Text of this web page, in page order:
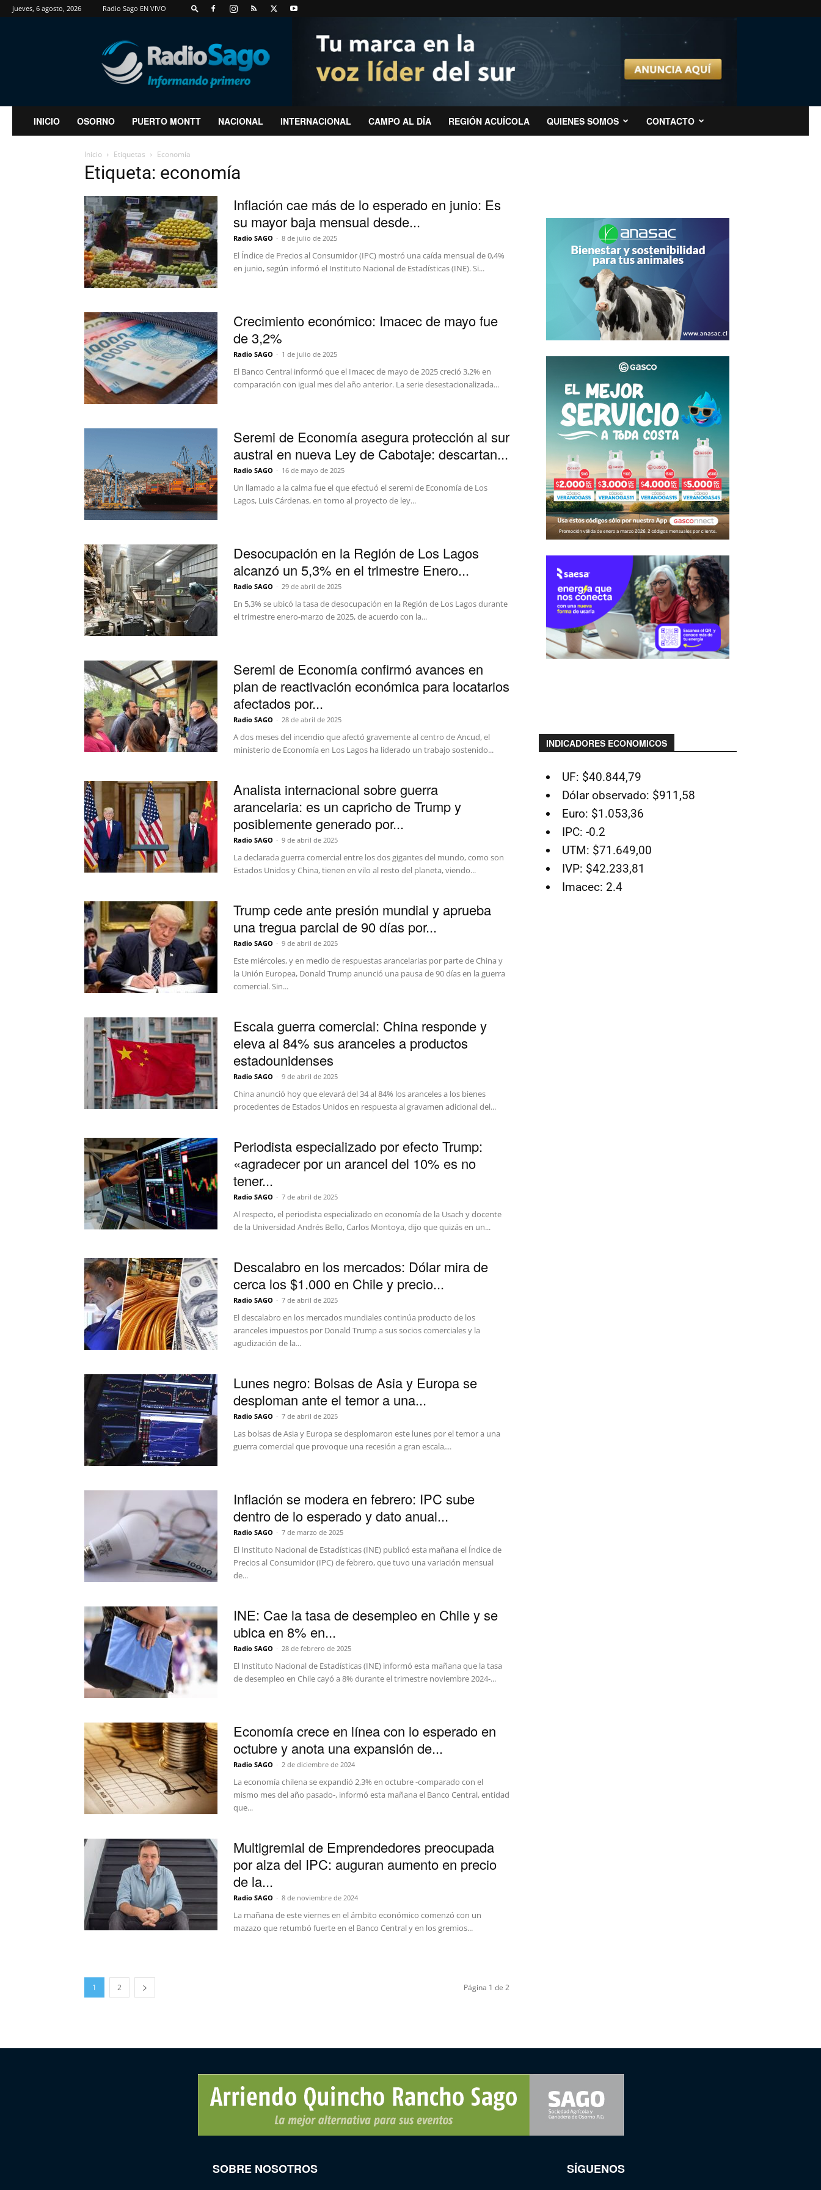
jueves, 6 agosto, 2026 Radio Sago EN VIVO
RadioSago
INICIO OSORNO PUERTO MONTT NACIONAL INTERNACIONAL CAMPO AL DÍA REGIÓN ACUÍCOLA QUIENES SOMOS CONTACTO
Inicio Etiquetas Economía
Etiqueta: economía
Inflación cae más de lo esperado en junio: Es
su mayor baja mensual desde...
Radio SAGO - 8 de julio de 2025
El Índice de Precios al Consumidor (IPC) mostró una caída mensual de 0,4%
en junio, según informó el Instituto Nacional de Estadísticas (INE). Si...
Crecimiento económico: Imacec de mayo fue
de 3,2%
Radio SAGO - 1 de julio de 2025
El Banco Central informó que el Imacec de mayo de 2025 creció 3,2% en
comparación con igual mes del año anterior. La serie desestacionalizada...
Seremi de Economía asegura protección al sur
austral en nueva Ley de Cabotaje: descartan...
Radio SAGO - 16 de mayo de 2025
Un llamado a la calma fue el que efectuó el seremi de Economía de Los
Lagos, Luis Cárdenas, en torno al proyecto de ley...
Desocupación en la Región de Los Lagos
alcanzó un 5,3% en el trimestre Enero...
Radio SAGO - 29 de abril de 2025
En 5,3% se ubicó la tasa de desocupación en la Región de Los Lagos durante
el trimestre enero-marzo de 2025, de acuerdo con la...
Seremi de Economía confirmó avances en
plan de reactivación económica para locatarios
afectados por...
Radio SAGO - 28 de abril de 2025
A dos meses del incendio que afectó gravemente al centro de Ancud, el
ministerio de Economía en Los Lagos ha liderado un trabajo sostenido...
Analista internacional sobre guerra
arancelaria: es un capricho de Trump y
posiblemente generado por...
Radio SAGO - 9 de abril de 2025
La declarada guerra comercial entre los dos gigantes del mundo, como son
Estados Unidos y China, tienen en vilo al resto del planeta, viendo...
Trump cede ante presión mundial y aprueba
una tregua parcial de 90 días por...
Radio SAGO - 9 de abril de 2025
Este miércoles, y en medio de respuestas arancelarias por parte de China y
la Unión Europea, Donald Trump anunció una pausa de 90 días en la guerra
comercial. Sin...
Escala guerra comercial: China responde y
eleva al 84% sus aranceles a productos
estadounidenses
Radio SAGO - 9 de abril de 2025
China anunció hoy que elevará del 34 al 84% los aranceles a los bienes
procedentes de Estados Unidos en respuesta al gravamen adicional del...
Periodista especializado por efecto Trump:
«agradecer por un arancel del 10% es no
tener...
Radio SAGO - 7 de abril de 2025
Al respecto, el periodista especializado en economía de la Usach y docente
de la Universidad Andrés Bello, Carlos Montoya, dijo que quizás en un...
Descalabro en los mercados: Dólar mira de
cerca los $1.000 en Chile y precio...
Radio SAGO - 7 de abril de 2025
El descalabro en los mercados mundiales continúa producto de los
aranceles impuestos por Donald Trump a sus socios comerciales y la
agudización de la...
Lunes negro: Bolsas de Asia y Europa se
desploman ante el temor a una...
Radio SAGO - 7 de abril de 2025
Las bolsas de Asia y Europa se desplomaron este lunes por el temor a una
guerra comercial que provoque una recesión a gran escala,...
Inflación se modera en febrero: IPC sube
dentro de lo esperado y dato anual...
Radio SAGO - 7 de marzo de 2025
El Instituto Nacional de Estadísticas (INE) publicó esta mañana el Índice de
Precios al Consumidor (IPC) de febrero, que tuvo una variación mensual
de...
INE: Cae la tasa de desempleo en Chile y se
ubica en 8% en...
Radio SAGO - 28 de febrero de 2025
El Instituto Nacional de Estadísticas (INE) informó esta mañana que la tasa
de desempleo en Chile cayó a 8% durante el trimestre noviembre 2024-...
Economía crece en línea con lo esperado en
octubre y anota una expansión de...
Radio SAGO - 2 de diciembre de 2024
La economía chilena se expandió 2,3% en octubre -comparado con el
mismo mes del año pasado-, informó esta mañana el Banco Central, entidad
que...
Multigremial de Emprendedores preocupada
por alza del IPC: auguran aumento en precio
de la...
Radio SAGO - 8 de noviembre de 2024
La mañana de este viernes en el ámbito económico comenzó con un
mazazo que retumbó fuerte en el Banco Central y en los gremios...
1 2 Página 1 de 2
INDICADORES ECONOMICOS
UF: $40.844,79
Dólar observado: $911,58
Euro: $1.053,36
IPC: -0.2
UTM: $71.649,00
IVP: $42.233,81
Imacec: 2.4
SOBRE NOSOTROS SÍGUENOS